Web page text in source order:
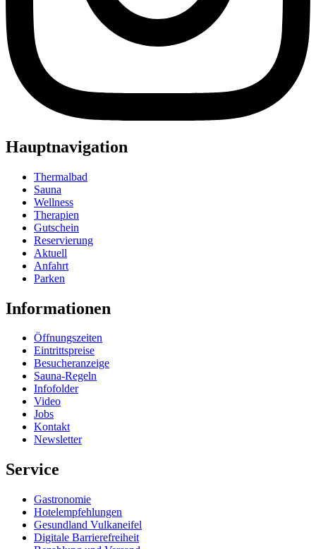
Hauptnavigation
Thermalbad
Sauna
Wellness
Therapien
Gutschein
Reservierung
Aktuell
Anfahrt
Parken
Informationen
Öffnungszeiten
Eintrittspreise
Besucheranzeige
Sauna-Regeln
Infofolder
Video
Jobs
Kontakt
Newsletter
Service
Gastronomie
Hotelempfehlungen
Gesundland Vulkaneifel
Digitale Barrierefreiheit